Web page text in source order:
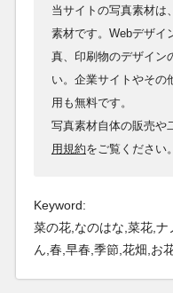
当サイトの写真素材は
素材です。Webデザイ
真、印刷物のデザイン
い。企業サイトやその
用も無料です。
写真素材自体の販売や
用規約をご覧ください。
Keyword:
菜の花,なのはな,菜花,ナ
ん,春,早春,季節,花畑,お